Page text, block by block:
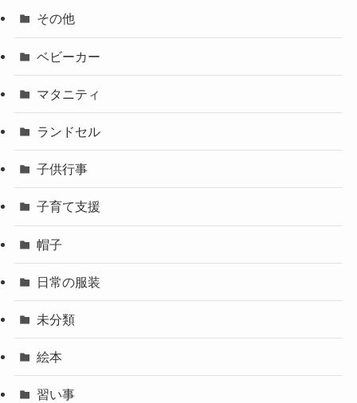
その他
ベビーカー
マタニティ
ランドセル
子供行事
子育て支援
帽子
日常の服装
未分類
絵本
習い事